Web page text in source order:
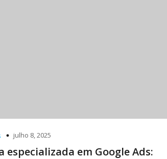
julho 8, 2025
especializada em Google Ads: